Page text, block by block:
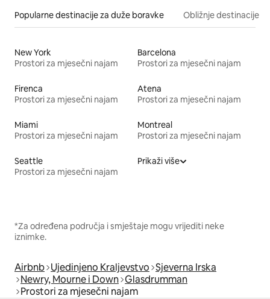
Popularne destinacije za duže boravke Obližnje destinacije
New York
Prostori za mjesečni najam
Barcelona
Prostori za mjesečni najam
Firenca
Prostori za mjesečni najam
Atena
Prostori za mjesečni najam
Miami
Prostori za mjesečni najam
Montreal
Prostori za mjesečni najam
Seattle
Prostori za mjesečni najam
Prikaži više
*Za određena područja i smještaje mogu vrijediti neke
iznimke.
Airbnb Ujedinjeno Kraljevstvo Sjeverna Irska
Newry, Mourne i Down Glasdrumman
Prostori za mjesečni najam